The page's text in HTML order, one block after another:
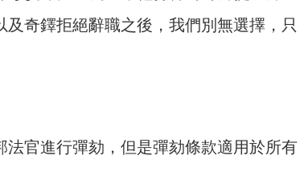
奇鐸拒絕辭職之後，我們別無選擇，只
官進行彈劾，但是彈劾條款適用於所有